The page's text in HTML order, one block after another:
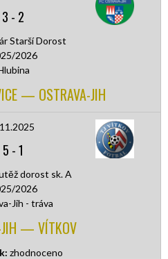
3 - 2
Starší Dorost
2026
— OSTRAVA-JIH
5 -1
dorost sk. A
2026
Jih - tráva
JIH — VÍTKOV
zhodnoceno